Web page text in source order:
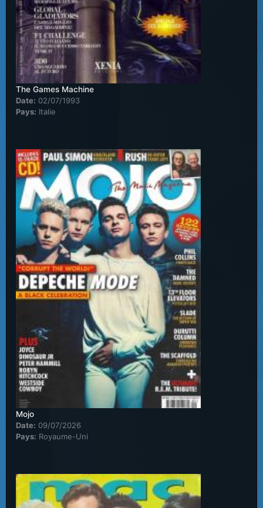
The Games Machine
Date: 02/07/1993
Pays: Italie
Mojo
Date: 09/07/2026
Pays: Royaume-Uni